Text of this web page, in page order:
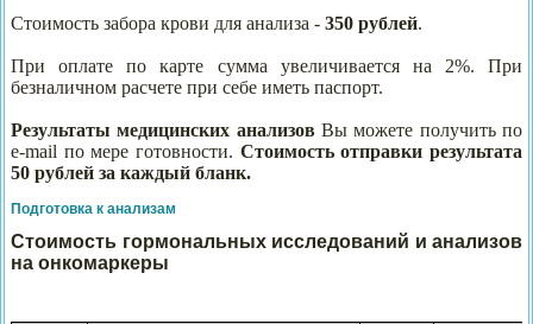
Стоимость забора крови для анализа - 350 рублей.
При оплате по карте сумма увеличивается на 2%. При
безналичном расчете при себе иметь паспорт.
Результаты медицинских анализов Вы можете получить по
e-mail по мере готовности. Стоимость отправки результата
50 рублей за каждый бланк.
Подготовка к анализам
Стоимость гормональных исследований и анализов
на онкомаркеры